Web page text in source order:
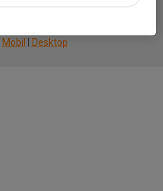
Mobil Desktop